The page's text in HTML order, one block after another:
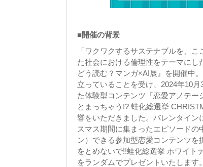
■開催の背景
「ワクワクするサステナブルを、
た社会における倫理性をテーマに
どう読む？マンガ×AI展』を開催中
立っていることを受け、2024年10
た体験型コンテンツ『恋愛アノテ
とまっちゃう!? 蛙化総選挙
響をいただきました。バレンタイン
スマス期間に集まったエピソード
ン）できる参加型恋愛コンテンツ
をとめないで!!蛙化総選挙 ホワイト
をランダムでプレゼントいたします。